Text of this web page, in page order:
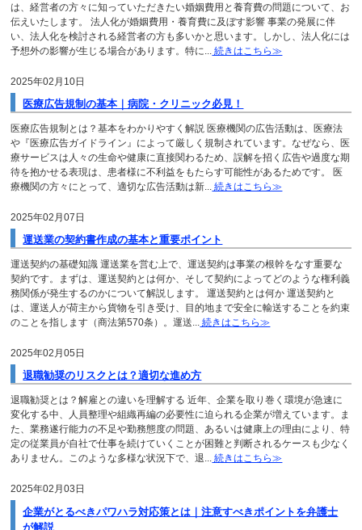
は、経営者の方々に知っていただきたい婚姻費用と養育費の問題について、お
伝えいたします。 法人化が婚姻費用・養育費に及ぼす影響 事業の発展に伴
い、法人化を検討される経営者の方も多いかと思います。しかし、法人化には
予想外の影響が生じる場合があります。特に...
続きはこちら≫
2025年02月10日
医療広告規制の基本｜病院・クリニック必見！
医療広告規制とは？基本をわかりやすく解説 医療機関の広告活動は、医療法
や『医療広告ガイドライン』によって厳しく規制されています。なぜなら、医
療サービスは人々の生命や健康に直接関わるため、誤解を招く広告や過度な期
待を抱かせる表現は、患者様に不利益をもたらす可能性があるためです。 医
療機関の方々にとって、適切な広告活動は新... 続きはこちら≫
2025年02月07日
運送業の契約書作成の基本と重要ポイント
運送契約の基礎知識 運送業を営む上で、運送契約は事業の根幹をなす重要な
契約です。まずは、運送契約とは何か、そして契約によってどのような権利義
務関係が発生するのかについて解説します。 運送契約とは何か 運送契約と
は、運送人が荷主から貨物を引き受け、目的地まで安全に輸送することを約束
のことを指します（商法第570条）。運送... 続きはこちら≫
2025年02月05日
退職勧奨のリスクとは？適切な進め方
退職勧奨とは？解雇との違いを理解する 近年、企業を取り巻く環境が急速に
変化する中、人員整理や組織再編の必要性に迫られる企業が増えています。ま
た、業務遂行能力の不足や勤務態度の問題、あるいは健康上の理由により、特
定の従業員が自社で仕事を続けていくことが困難と判断されるケースも少なく
ありません。このような多様な状況下で、退... 続きはこちら≫
2025年02月03日
企業がとるべきパワハラ対応策とは｜注意すべきポイントを弁護士
が解説